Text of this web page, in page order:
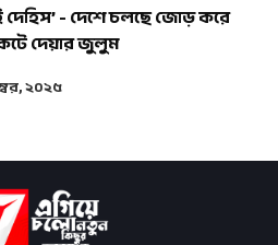
দেহিস’ - দেশে চলছে জোড় করে
দেয়ার জুলুম
২০২৫